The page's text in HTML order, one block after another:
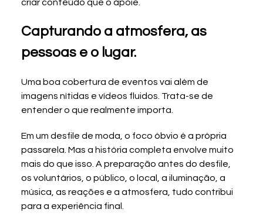
criar conteúdo que o apoie.
Capturando a atmosfera, as
pessoas e o lugar.
Uma boa cobertura de eventos vai além de
imagens nítidas e vídeos fluidos. Trata-se de
entender o que realmente importa.
Em um desfile de moda, o foco óbvio é a própria
passarela. Mas a história completa envolve muito
mais do que isso. A preparação antes do desfile,
os voluntários, o público, o local, a iluminação, a
música, as reações e a atmosfera, tudo contribui
para a experiência final.